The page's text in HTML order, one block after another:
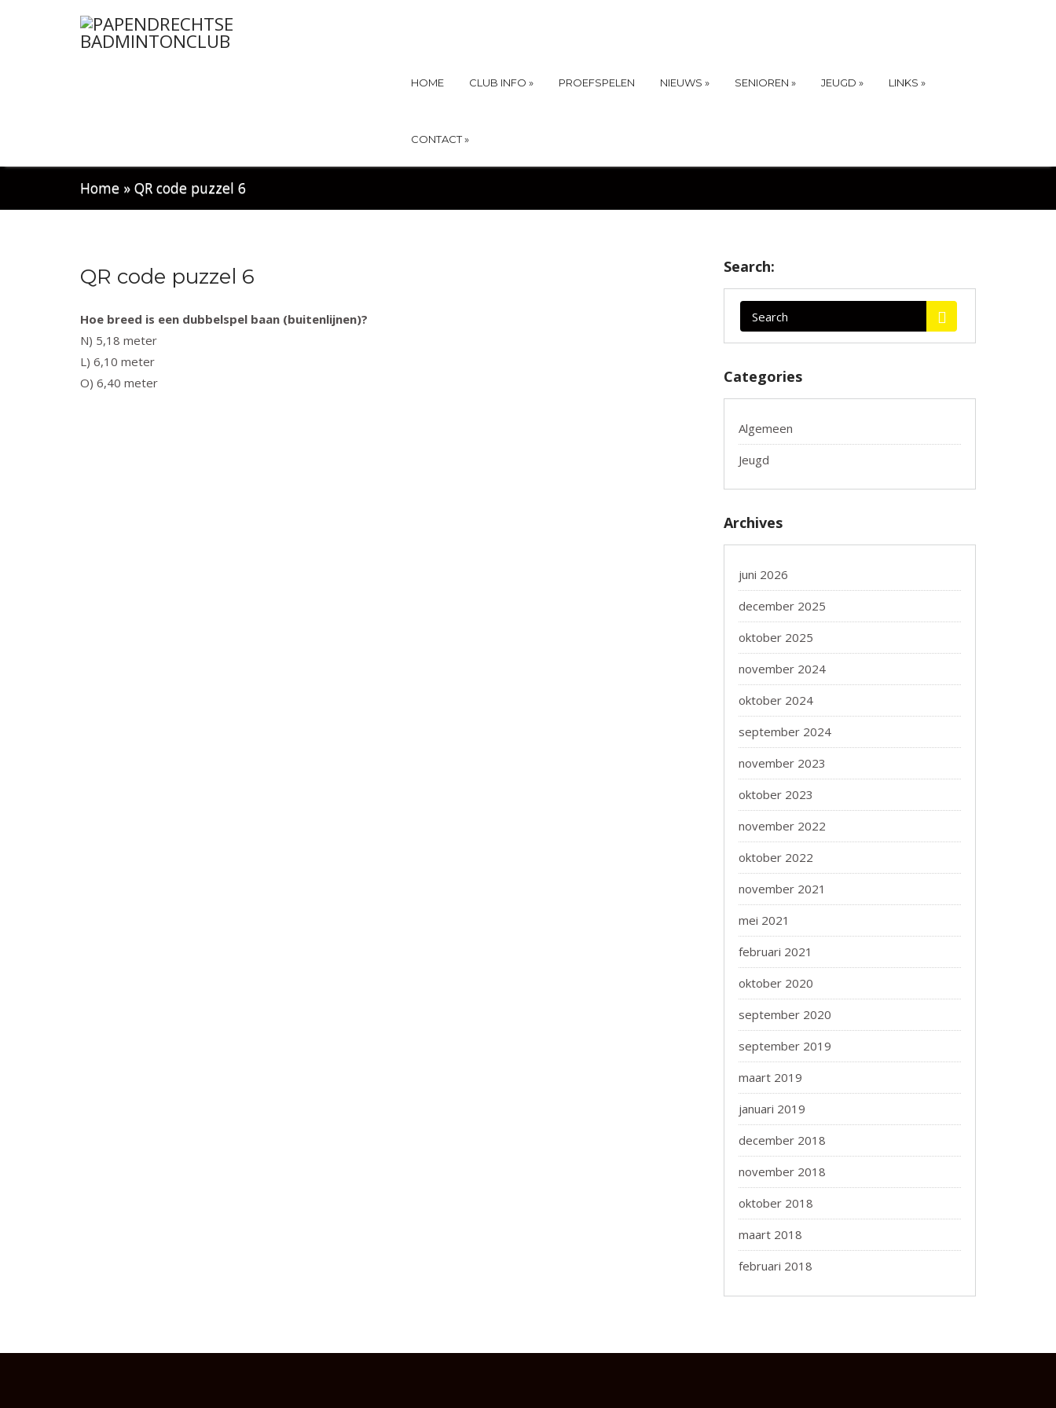
HOME CLUB INFO » PROEFSPELEN NIEUWS » SENIOREN » JEUGD » LINKS »
CONTACT»
Home » QR code puzzel 6
QR code puzzel 6
Hoe breed is een dubbelspel baan (buitenlijnen)?
N) 5,18 meter
L) 6,10 meter
O) 6,40 meter
Search:
Categories
Algemeen
Jeugd
Archives
juni 2026
december 2025
oktober 2025
november 2024
oktober 2024
september 2024
november 2023
oktober 2023
november 2022
oktober 2022
november 2021
mei 2021
februari 2021
oktober 2020
september 2020
september 2019
maart 2019
januari 2019
december 2018
november 2018
oktober 2018
maart 2018
februari 2018